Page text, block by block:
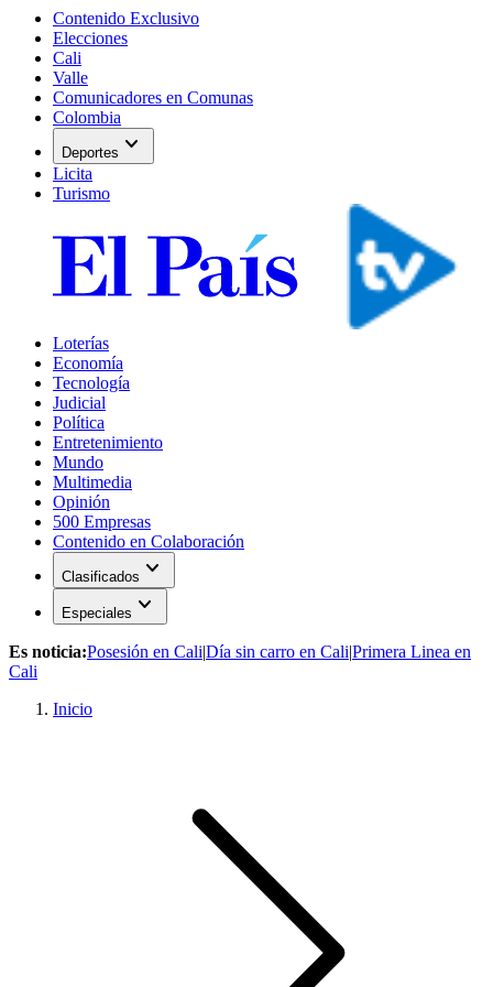
Contenido Exclusivo
Elecciones
Cali
Valle
Comunicadores en Comunas
Colombia
Deportes expand_more
Licita
Turismo
Loterías
Economía
Tecnología
Judicial
Política
Entretenimiento
Mundo
Multimedia
Opinión
500 Empresas
Contenido en Colaboración
Clasificados expand_more
Especiales expand_more
Es noticia:Posesión en Cali|Día sin carro en Cali|Primera Linea en
Cali
Inicio